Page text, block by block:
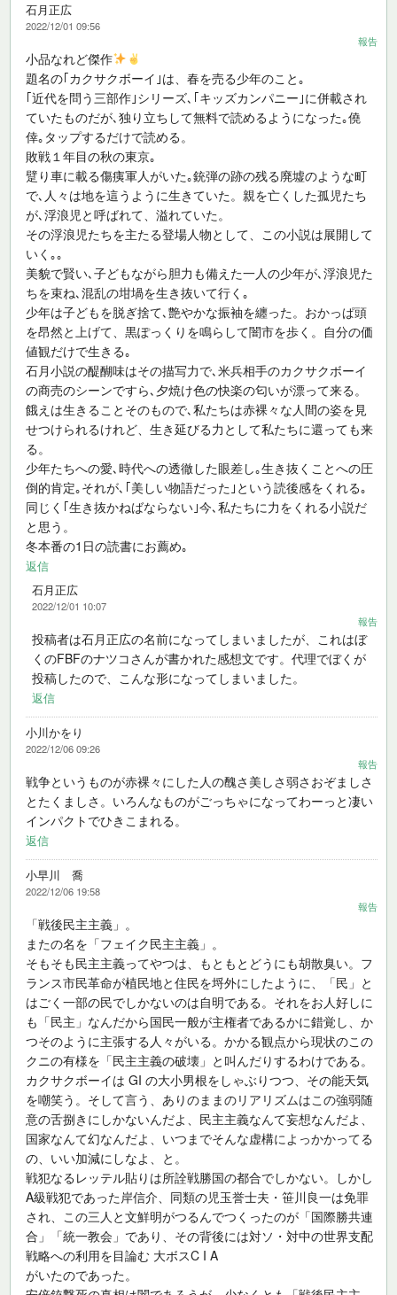
石月正広
2022/12/01 09:56
報告
小品なれど傑作
題名の｢カクサクボーイ｣は、春を売る少年のこと｡
｢近代を問う三部作｣シリーズ､｢キッズカンパニー｣に併載され
ていたものだが､独り立ちして無料で読めるようになった｡僥
倖｡タップするだけで読める。
敗戦１年目の秋の東京｡
躄り車に載る傷痍軍人がいた｡銃弾の跡の残る廃墟のような町
で､人々は地を這うように生きていた。親を亡くした孤児たち
が､浮浪児と呼ばれて、溢れていた。
その浮浪児たちを主たる登場人物として、この小説は展開して
いく｡｡
美貌で賢い､子どもながら胆力も備えた一人の少年が､浮浪児た
ちを束ね､混乱の坩堝を生き抜いて行く｡
少年は子どもを脱ぎ捨て､艶やかな振袖を纏った。おかっぱ頭
を昂然と上げて、黒ぽっくりを鳴らして闇市を歩く。自分の価
値観だけで生きる｡
石月小説の醍醐味はその描写力で､米兵相手のカクサクボーイ
の商売のシーンですら､夕焼け色の快楽の匂いが漂って来る。
餓えは生きることそのもので､私たちは赤裸々な人間の姿を見
せつけられるけれど、生き延びる力として私たちに還っても来
る。
少年たちへの愛､時代への透徹した眼差し｡生き抜くことへの圧
倒的肯定｡それが､｢美しい物語だった｣という読後感をくれる｡
同じく｢生き抜かねばならない｣今､私たちに力をくれる小説だ
と思う。
冬本番の1日の読書にお薦め｡
返信
石月正広
2022/12/01 10:07
報告
投稿者は石月正広の名前になってしまいましたが、これはぼ
くのFBFのナツコさんが書かれた感想文です。代理でぼくが
投稿したので、こんな形になってしまいました。
返信
小川かをり
2022/12/06 09:26
報告
戦争というものが赤裸々にした人の醜さ美しさ弱さおぞましさ
とたくましさ。いろんなものがごっちゃになってわーっと凄い
インパクトでひきこまれる。
返信
小早川 喬
2022/12/06 19:58
報告
「戦後民主主義」。
またの名を「フェイク民主主義」。
そもそも民主主義ってやつは、もともとどうにも胡散臭い。フ
ランス市民革命が植民地と住民を埒外にしたように、「民」と
はごく一部の民でしかないのは自明である。それをお人好しに
も「民主」なんだから国民一般が主権者であるかに錯覚し、か
つそのように主張する人々がいる。かかる観点から現状のこの
クニの有様を「民主主義の破壊」と叫んだりするわけである。
カクサクボーイは GI の大小男根をしゃぶりつつ、その能天気
を嘲笑う。そして言う、ありのままのリアリズムはこの強弱随
意の舌捌きにしかないんだよ、民主主義なんて妄想なんだよ、
国家なんて幻なんだよ、いつまでそんな虚構によっかかってる
の、いい加減にしなよ、と。
戦犯なるレッテル貼りは所詮戦勝国の都合でしかない。しかし
A級戦犯であった岸信介、同類の児玉誉士夫・笹川良一は免罪
され、この三人と文鮮明がつるんでつくったのが「国際勝共連
合」「統一教会」であり、その背後には対ソ・対中の世界支配
戦略への利用を目論む 大ボスC I A
がいたのであった。